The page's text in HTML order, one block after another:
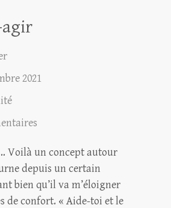
2021
Voilà un concept autour
depuis un certain
bien qu’il va m’éloigner
de confort. « Aide-toi et le